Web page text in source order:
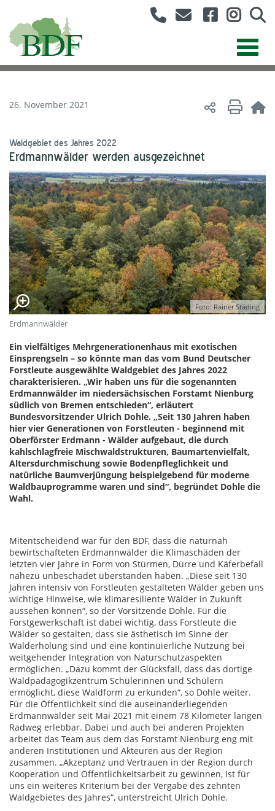
26. November 2021
Waldgebiet des Jahres 2022
Erdmannwälder werden ausgezeichnet
Foto: Rainer Städing
Erdmannwälder
Ein vielfältiges Mehrgenerationenhaus mit exotischen
Einsprengseln – so könnte man das vom Bund Deutscher
Forstleute ausgewählte Waldgebiet des Jahres 2022
charakterisieren. „Wir haben uns für die sogenannten
Erdmannwälder im niedersächsischen Forstamt Nienburg
südlich von Bremen entschieden“, erläutert
Bundesvorsitzender Ulrich Dohle. „Seit 130 Jahren haben
hier vier Generationen von Forstleuten - beginnend mit
Oberförster Erdmann - Wälder aufgebaut, die durch
kahlschlagfreie Mischwaldstrukturen, Baumartenvielfalt,
Altersdurchmischung sowie Bodenpfleglichkeit und
natürliche Baumverjüngung beispielgebend für moderne
Waldbauprogramme waren und sind“, begründet Dohle die
Wahl.
Mitentscheidend war für den BDF, dass die naturnah
bewirtschafteten Erdmannwälder die Klimaschäden der
letzten vier Jahre in Form von Stürmen, Dürre und Käferbefall
nahezu unbeschadet überstanden haben. „Diese seit 130
Jahren intensiv von Forstleuten gestalteten Wälder geben uns
wichtige Hinweise, wie klimaresiliente Wälder in Zukunft
aussehen können“, so der Vorsitzende Dohle. Für die
Forstgewerkschaft ist dabei wichtig, dass Forstleute die
Wälder so gestalten, dass sie ästhetisch im Sinne der
Walderholung sind und eine kontinuierliche Nutzung bei
weitgehender Integration von Naturschutzaspekten
ermöglichen. „Dazu kommt der Glücksfall, dass das dortige
Waldpädagogikzentrum Schülerinnen und Schülern
ermöglicht, diese Waldform zu erkunden“, so Dohle weiter.
Für die Öffentlichkeit sind die auseinanderliegenden
Erdmannwälder seit Mai 2021 mit einem 78 Kilometer langen
Radweg erlebbar. Dabei und auch bei anderen Projekten
arbeitet das Team aus dem das Forstamt Nienburg eng mit
anderen Institutionen und Akteuren aus der Region
zusammen. „Akzeptanz und Vertrauen in der Region durch
Kooperation und Öffentlichkeitsarbeit zu gewinnen, ist für
uns ein weiteres Kriterium bei der Vergabe des zehnten
Waldgebietes des Jahres“, unterstreicht Ulrich Dohle.